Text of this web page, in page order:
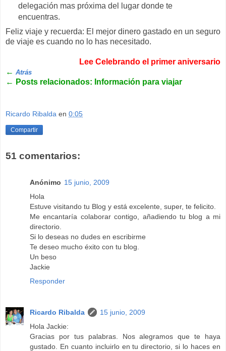
delegación mas próxima del lugar donde te
encuentras.
Feliz viaje y recuerda: El mejor dinero gastado en un seguro
de viaje es cuando no lo has necesitado.
Lee Celebrando el primer aniversario
← Atrás
← Posts relacionados: Información para viajar
Ricardo Ribalda en 0:05
Compartir
51 comentarios:
Anónimo 15 junio, 2009
Hola
Estuve visitando tu Blog y está excelente, super, te felicito.
Me encantaría colaborar contigo, añadiendo tu blog a mi
directorio.
Si lo deseas no dudes en escribirme
Te deseo mucho éxito con tu blog.
Un beso
Jackie
Responder
Ricardo Ribalda
15 junio, 2009
Hola Jackie:
Gracias por tus palabras. Nos alegramos que te haya
gustado. En cuanto incluirlo en tu directorio, si lo haces en